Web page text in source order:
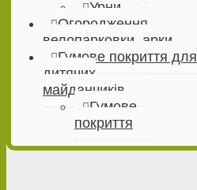
Урни
Огородження,
велопарковки, арки
Гумове покриття для
дитячих
майданчиків
Гумове
покриття